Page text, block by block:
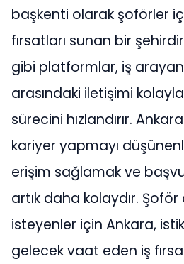
başkenti olarak şoförler
fırsatları sunan bir
gibi platformlar, iş
arasındaki iletişimi
sürecini hızlandırır.
kariyer yapmayı
erişim sağlamak ve
artık daha kolaydır.
isteyenler için Ankara,
gelecek vaat eden iş